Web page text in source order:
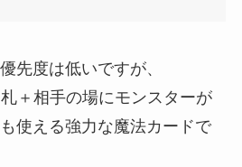
先度は低いですが、
＋相手の場にモンスターが
使える強力な魔法カードで